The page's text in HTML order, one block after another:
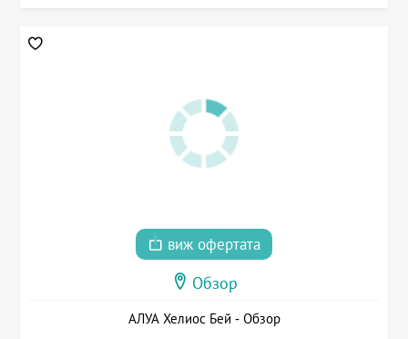
виж офертата
Обзор
АЛУА Хелиос Бей - Обзор